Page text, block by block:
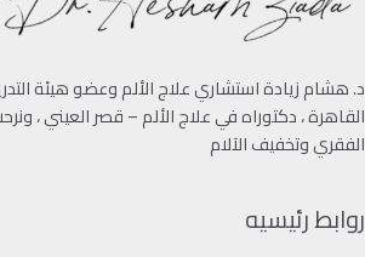
د. هشام زيادة استشاري علاج الألم وعضو هيئة
القاهرة ، دكتوراه في علاج الألم – قصر العيني ،
الفقري وتخفيف الآلام
روابط رئيسيه